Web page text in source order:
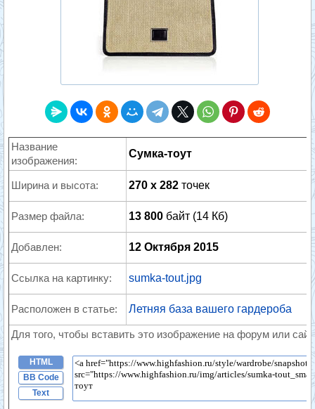
Название
изображения:
Сумка-тоут
Ширина и высота: 270 x 282 точек
Размер файла: 13 800 байт (14 Кб)
Добавлен: 12 Октября 2015
Ссылка на картинку: sumka-tout.jpg
Расположен в статье: Летняя база вашего гардероба
Для того, чтобы вставить это изображение на форум или
HTML
BB Code
Text